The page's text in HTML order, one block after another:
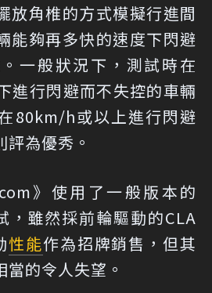
放角椎的方式模擬行進間
能夠再多快的速度下閃避
一般狀況下，測試時在
進行閃避而不失控的車輛
80km/h或以上進行閃避
為優秀。
》使用了一般版本的
，雖然採前輪驅動的CLA
性能作為招牌銷售，但其
的令人失望。